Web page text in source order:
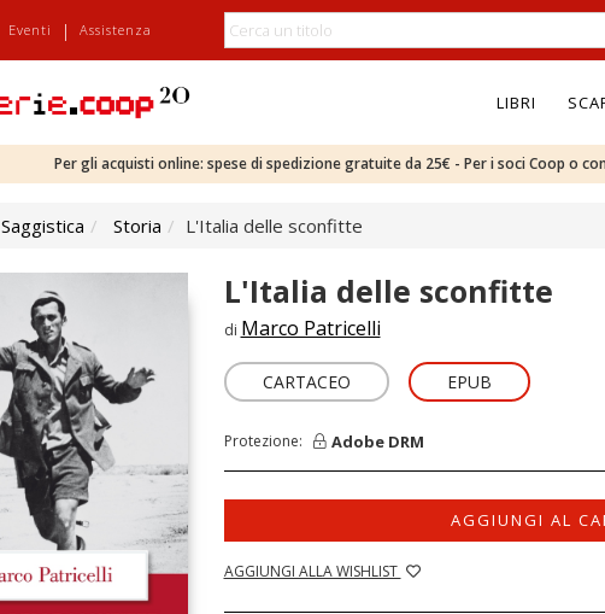
Eventi | Assistenza
LIBRI
Per gli acquisti online: spese di spedizione gratuite da 25€ - Per i soci Coop o
Saggistica Storia L'Italia delle sconfitte
L'Italia delle sconfitte
di Marco Patricelli
CARTACEO EPUB
Protezione: Adobe DRM
AGGIUNGI AL
AGGIUNGI ALLA WISHLIST